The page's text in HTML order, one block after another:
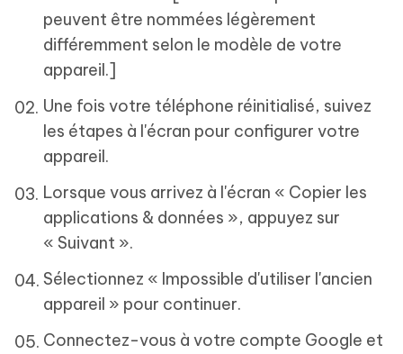
peuvent être nommées légèrement
différemment selon le modèle de votre
appareil.]
Une fois votre téléphone réinitialisé, suivez
les étapes à l'écran pour configurer votre
appareil.
Lorsque vous arrivez à l'écran « Copier les
applications & données », appuyez sur
« Suivant ».
Sélectionnez « Impossible d'utiliser l'ancien
appareil » pour continuer.
Connectez-vous à votre compte Google et